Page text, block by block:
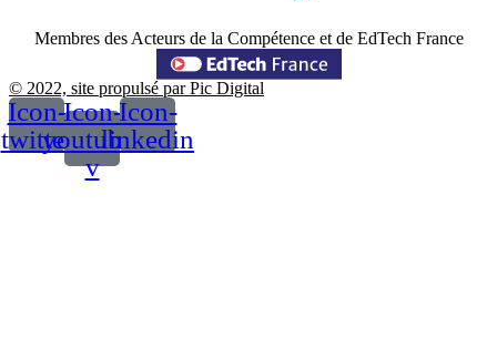
Membres des Acteurs de la Compétence et de EdTech France
© 2022, site propulsé par Pic Digital
Icon-
twitter
Icon-
youtube-
v
Icon-
linkedin